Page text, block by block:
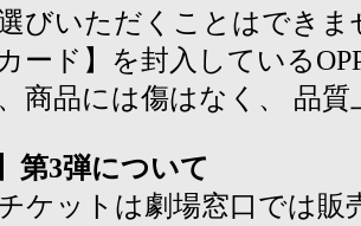
びいただくことはできま
ード】を封入している
商品には傷はなく、 品
第3弾について
ケットは劇場窓口では販